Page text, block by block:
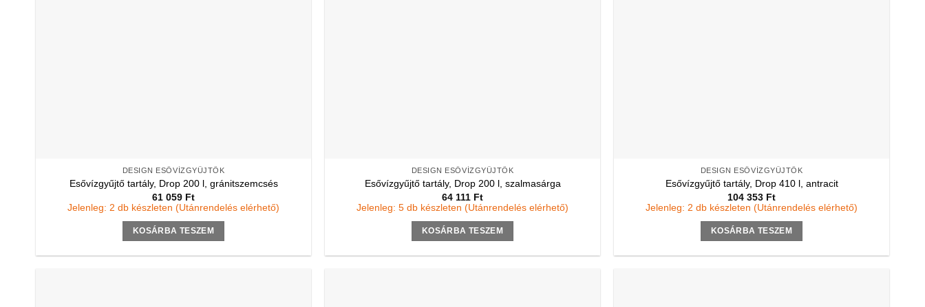
DESIGN ESŐVÍZGYŰJTŐK
Esővízgyűjtő tartály, Drop 200 l, gránitszemcsés
61 059 Ft
Jelenleg: 2 db készleten (Utánrendelés elérhető)
KOSÁRBA TESZEM
DESIGN ESŐVÍZGYŰJTŐK
Esővízgyűjtő tartály, Drop 200 l, szalmasárga
64 111 Ft
Jelenleg: 5 db készleten (Utánrendelés elérhető)
KOSÁRBA TESZEM
DESIGN ESŐVÍZGYŰJTŐK
Esővízgyűjtő tartály, Drop 410 l, antracit
104 353 Ft
Jelenleg: 2 db készleten (Utánrendelés elérhető)
KOSÁRBA TESZEM